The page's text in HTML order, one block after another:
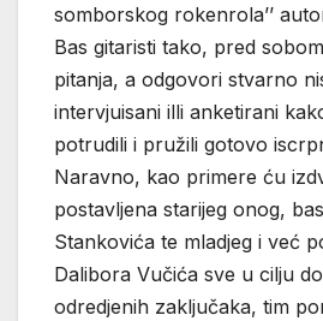
somborskog rokenrola’’
Bas gitaristi tako, pred
pitanja, a odgovori stvarno
intervjuisani illi anketirani
potrudili i pružili gotovo
Naravno, kao primere ću
postavljena starijeg onog,
Stankovića te mladjeg i već
Dalibora Vučića sve u cilju
odredjenih zaključaka, tim